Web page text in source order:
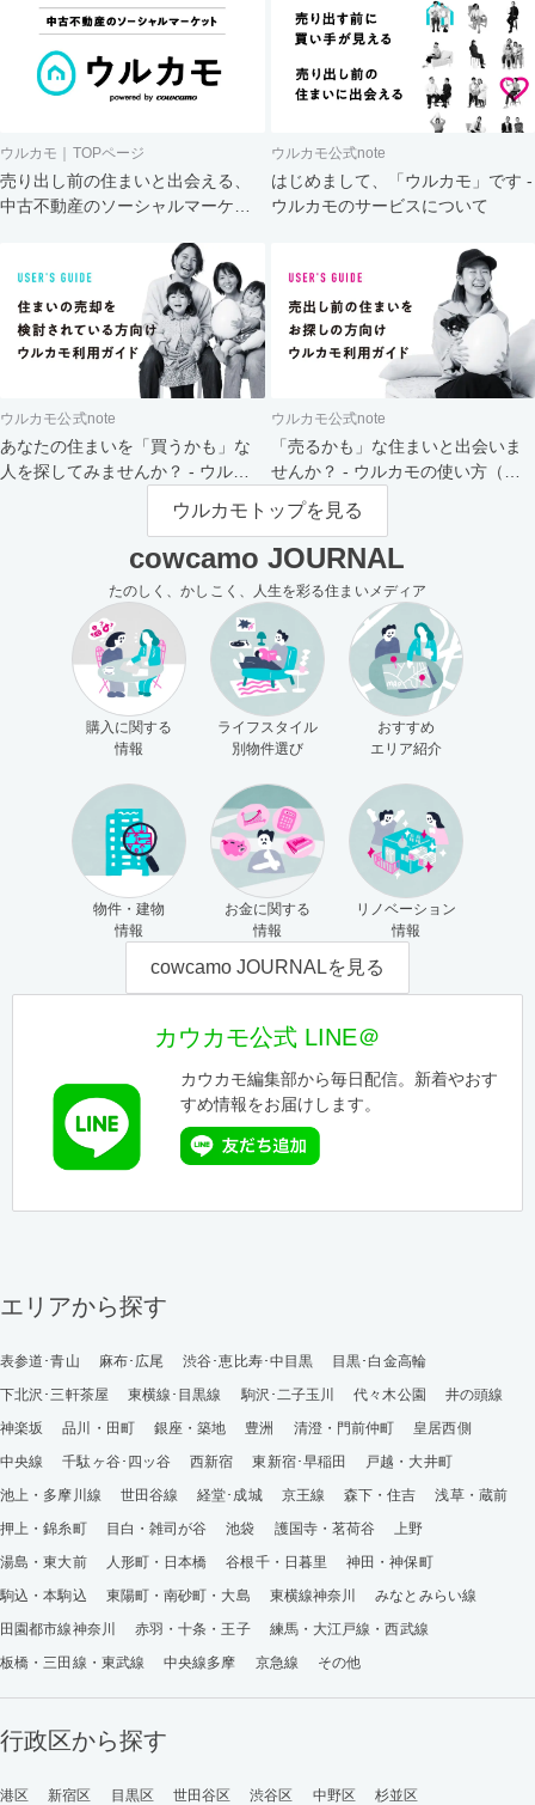
ウルカモ｜TOPページ
売り出し前の住まいと出会える、
中古不動産のソーシャルマーケッ
ウルカモ公式note
はじめまして、「ウルカモ」です -
ウルカモのサービスについて
ウルカモ公式note
あなたの住まいを「買うかも」な
人を探してみませんか？ - ウルカ
ウルカモ公式note
「売るかも」な住まいと出会いま
せんか？ - ウルカモの使い方（買
主さま向け）
ウルカモトップを見る
cowcamo JOURNAL
たのしく、かしこく、人生を彩る住まいメディア
購入に関する
情報
ライフスタイル
別物件選び
おすすめ
エリア紹介
物件・建物
情報
お金に関する
情報
リノベーション
情報
cowcamo JOURNALを見る
カウカモ公式 LINE＠
カウカモ編集部から毎日配信。新着やおす
すめ情報をお届けします。
エリアから探す
表参道･青山 麻布･広尾 渋谷･恵比寿･中目黒
目黒･白金高輪
下北沢･三軒茶屋
東横線･目黒線 駒沢･二子玉川 代々木公園
井の頭線
神楽坂
品川・田町 銀座・築地 豊洲 清澄・門前仲町
皇居西側
中央線
千駄ヶ谷･四ッ谷 西新宿 東新宿･早稲田
戸越・大井町
池上・多摩川線
世田谷線 経堂･成城 京王線 森下・住吉
浅草・蔵前
押上・錦糸町
目白・雑司が谷 池袋 護国寺・茗荷谷
上野
湯島・東大前
人形町・日本橋 谷根千・日暮里
神田・神保町
駒込・本駒込
東陽町・南砂町・大島 東横線神奈川
みなとみらい線
田園都市線神奈川
赤羽・十条・王子
練馬・大江戸線・西武線
板橋・三田線・東武線
中央線多摩 京急線 その他
行政区から探す
港区 新宿区 目黒区 世田谷区 渋谷区 中野区 杉並区